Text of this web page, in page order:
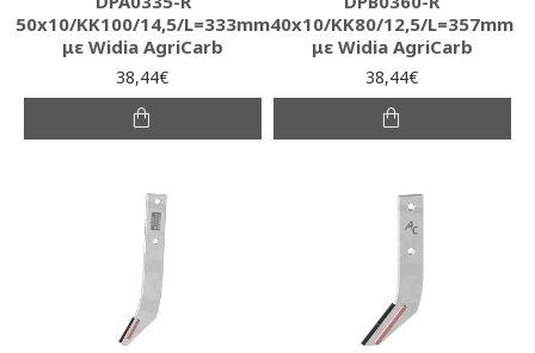
50x10/KK100/14,5/L=333mm
με Widia AgriCarb
38,44€
40x10/KK80/12,5/L=357mm
με Widia AgriCarb
38,44€